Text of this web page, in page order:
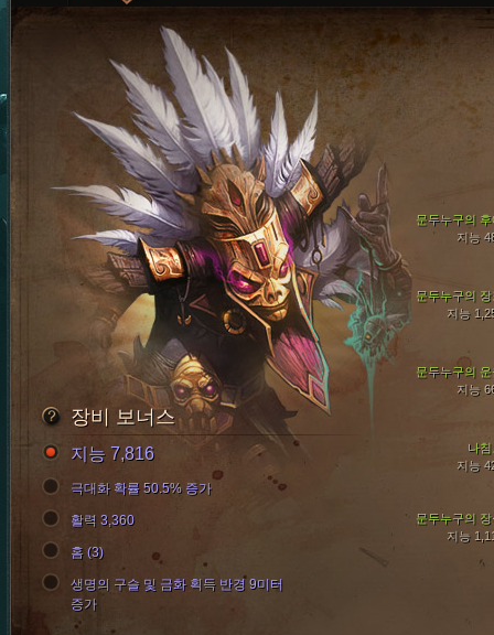
문두누구의 장
지능
문두누구의 운
지능
문두누구의 후
지능
문두누구의 장
지능
나침
지능
장비 보너스
지능 7,816
극대화 확률 50.5% 증가
활력 3,360
홈 (3)
생명의 구슬 및 금화 획득 반경 9미터
증가